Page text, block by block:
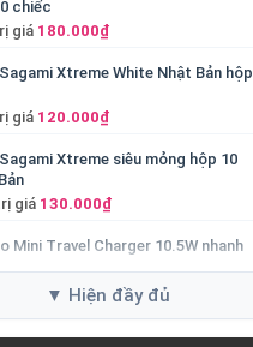
chiếc
giá 180.000₫
Xtreme White Nhật Bản hộp
giá 120.000₫
Xtreme siêu mỏng hộp 10
giá 130.000₫
Mini Travel Charger 10.5W nhanh
90.000₫